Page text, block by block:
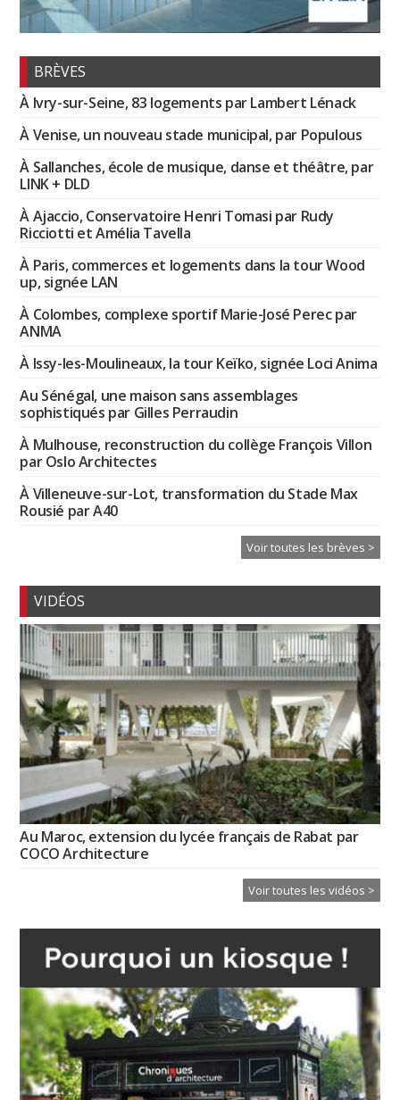
BRÈVES
À Ivry-sur-Seine, 83 logements par Lambert Lénack
À Venise, un nouveau stade municipal, par Populous
À Sallanches, école de musique, danse et théâtre, par
LINK + DLD
À Ajaccio, Conservatoire Henri Tomasi par Rudy
Ricciotti et Amélia Tavella
À Paris, commerces et logements dans la tour Wood
up, signée LAN
À Colombes, complexe sportif Marie-José Perec par
ANMA
À Issy-les-Moulineaux, la tour Keïko, signée Loci Anima
Au Sénégal, une maison sans assemblages
sophistiqués par Gilles Perraudin
À Mulhouse, reconstruction du collège François Villon
par Oslo Architectes
À Villeneuve-sur-Lot, transformation du Stade Max
Rousié par A40
Voir toutes les brèves >
VIDÉOS
Au Maroc, extension du lycée français de Rabat par
COCO Architecture
Voir toutes les vidéos >